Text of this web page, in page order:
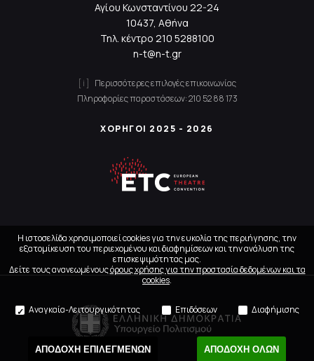
Αγίου Κωνσταντίνου 22-24
10437, Αθήνα
Τηλ. κέντρο 210 5288100
n-t@n-t.gr
Περισσότερες επιλογές επικοινωνίας
Πληροφορίες παραστάσεων:210 52 88 173
ΧΟΡΗΓΟΙ 2025 - 2026
Η ιστοσελίδα χρησιμοποιεί cookies για την ευκολία της περιήγησης, την
εξατομίκευση του περιεχομένου και διαφημίσεων και την ανάλυση της
επισκεψιμότητας μας.
Δείτε τους ανανεωμένουςόρους χρήσης για την προστασία δεδομένων και τα
cookies.
Αναγκαία-Λειτουργικότητας Επιδόσεων Διαφήμισης
ΑΠΟΔΟΧΗ ΕΠΙΛΕΓΜΕΝΩΝ ΑΠΟΔΟΧΗ ΟΛΩΝ